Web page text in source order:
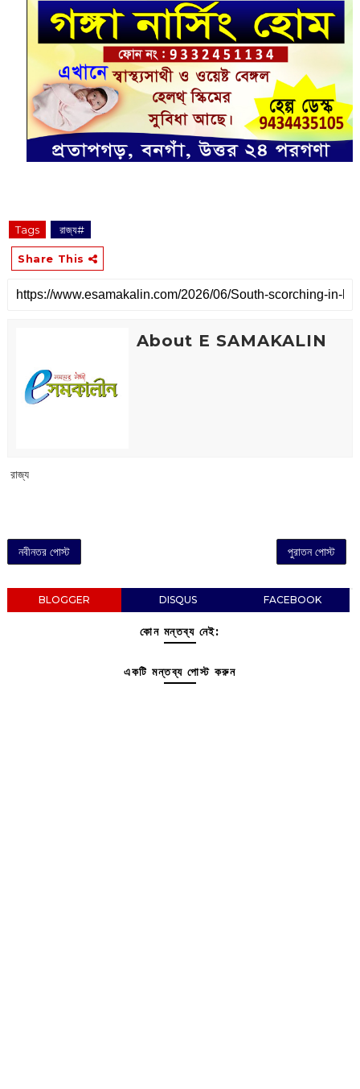
Tags ‌ রাজ্য#
Share This
About E SAMAKALIN
‌ রাজ্য
নবীনতর পোস্ট পুরাতন পোস্ট
BLOGGER DISQUS FACEBOOK
কোন মন্তব্য নেই:
একটি মন্তব্য পোস্ট করুন